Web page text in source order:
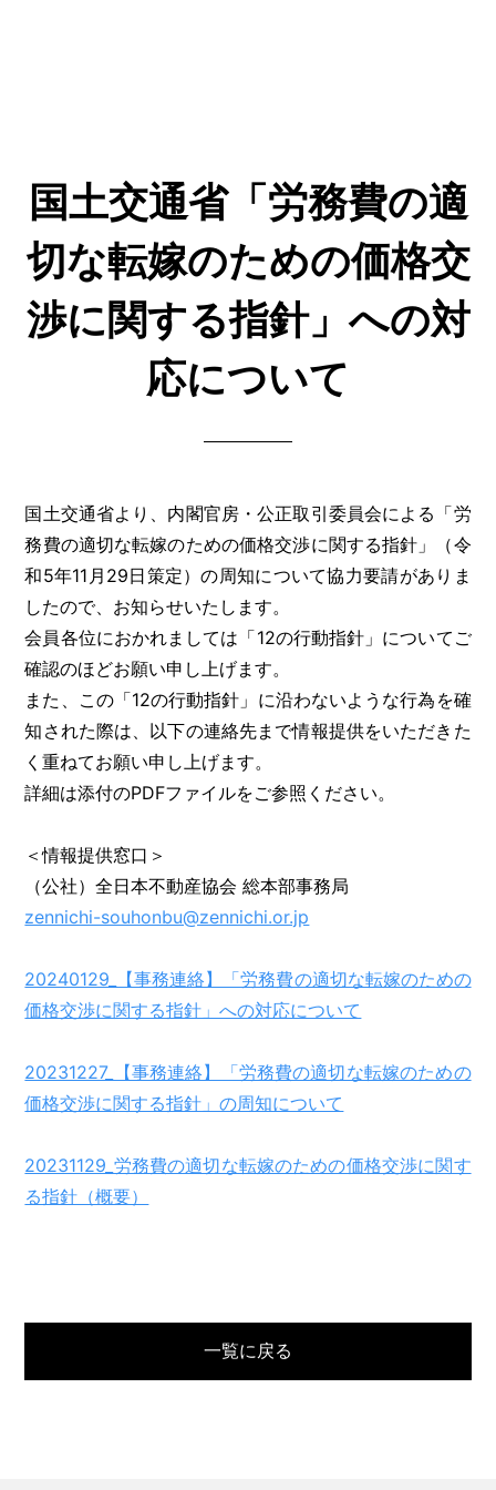
国土交通省「労務費の適
切な転嫁のための価格交
渉に関する指針」への対
応について
国土交通省より、内閣官房・公正取引委員会による「労
務費の適切な転嫁のための価格交渉に関する指針」（令
和5年11月29日策定）の周知について協力要請がありま
したので、お知らせいたします。
会員各位におかれましては「12の行動指針」についてご
確認のほどお願い申し上げます。
また、この「12の行動指針」に沿わないような行為を確
知された際は、以下の連絡先まで情報提供をいただきた
く重ねてお願い申し上げます。
詳細は添付のPDFファイルをご参照ください。
＜情報提供窓口＞
（公社）全日本不動産協会 総本部事務局
zennichi-souhonbu@zennichi.or.jp
20240129_【事務連絡】「労務費の適切な転嫁のための
価格交渉に関する指針」への対応について
20231227_【事務連絡】「労務費の適切な転嫁のための
価格交渉に関する指針」の周知について
20231129_労務費の適切な転嫁のための価格交渉に関す
る指針（概要）
一覧に戻る